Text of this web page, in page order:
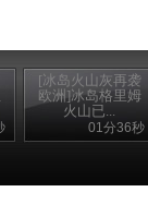
[冰岛火山灰再袭
欧洲]冰岛格里姆
火山已...
01分36秒